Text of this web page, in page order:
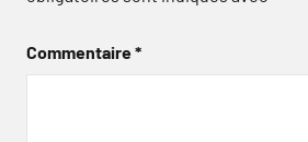
Commentaire*